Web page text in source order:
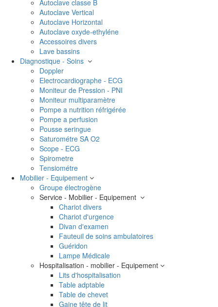
Autoclave classe B
Autoclave Vertical
Autoclave Horizontal
Autoclave oxyde-ethyléne
Accessoires divers
Lave bassins
Diagnostique - Soins
Doppler
Electrocardiographe - ECG
Moniteur de Pression - PNI
Moniteur multiparamètre
Pompe a nutrition réfrigérée
Pompe a perfusion
Pousse seringue
Saturométre SA O2
Scope - ECG
Spirometre
Tensiométre
Mobilier - Equipement
Groupe électrogène
Service - Mobilier - Equipement
Chariot divers
Chariot d'urgence
Divan d'examen
Fauteuil de soins ambulatoires
Guéridon
Lampe Médicale
Hospitalisation - mobilier - Equipement
Lits d'hospitalisation
Table adptable
Table de chevet
Gaine tête de lit